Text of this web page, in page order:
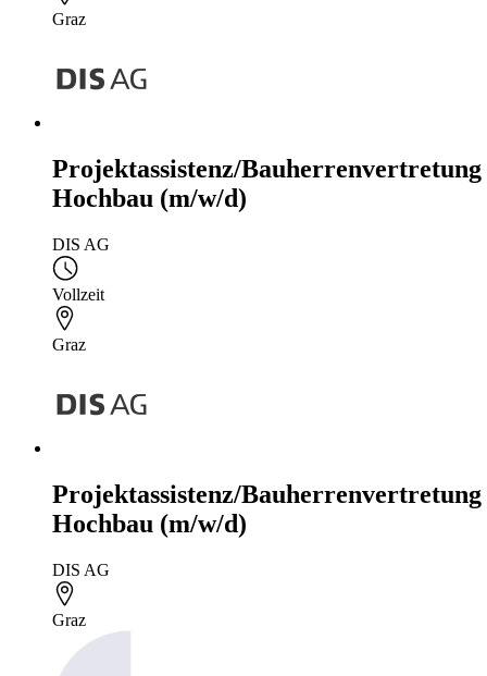
Graz
Projektassistenz/Bauherrenvertretung
Hochbau (m/w/d)
DIS AG
Vollzeit
Graz
Projektassistenz/Bauherrenvertretung
Hochbau (m/w/d)
DIS AG
Graz